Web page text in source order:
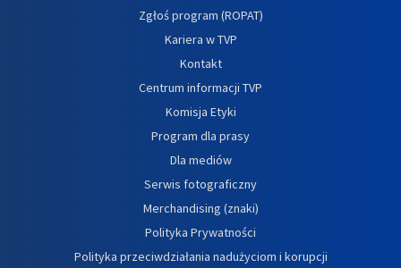
Zgłoś program (ROPAT)
Kariera w TVP
Kontakt
Centrum informacji TVP
Komisja Etyki
Program dla prasy
Dla mediów
Serwis fotograficzny
Merchandising (znaki)
Polityka Prywatności
Polityka przeciwdziałania nadużyciom i korupcji